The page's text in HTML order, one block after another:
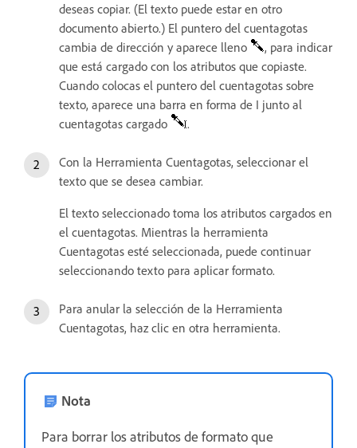
deseas copiar. (El texto puede estar en otro
documento abierto.) El puntero del cuentagotas
cambia de dirección y aparece lleno
, para indicar
que está cargado con los atributos que copiaste.
Cuando colocas el puntero del cuentagotas sobre
texto, aparece una barra en forma de I junto al
cuentagotas cargado
.
Con la Herramienta Cuentagotas, seleccionar el
texto que se desea cambiar.
El texto seleccionado toma los atributos cargados en
el cuentagotas. Mientras la herramienta
Cuentagotas esté seleccionada, puede continuar
seleccionando texto para aplicar formato.
Para anular la selección de la Herramienta
Cuentagotas, haz clic en otra herramienta.
Nota
Para borrar los atributos de formato que